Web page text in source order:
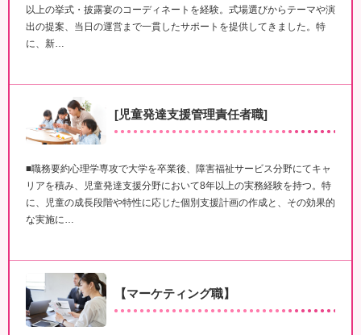
以上の挙式・披露宴のコーディネートを経験。式場選びからテーマや演
出の提案、当日の運営まで一貫したサポートを提供してきました。特
に、新…
[児童発達支援管理責任者職]
■職務要約心理学専攻で大学を卒業後、障害福祉サービス分野にてキャ
リアを積み、児童発達支援分野において8年以上の実務経験を持つ。特
に、児童の成長段階や特性に応じた個別支援計画の作成と、その効果的
な実施に…
【マーケティング職】